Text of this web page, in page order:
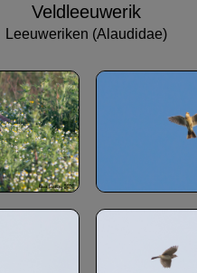
Veldleeuwerik
Leeuweriken (Alaudidae)